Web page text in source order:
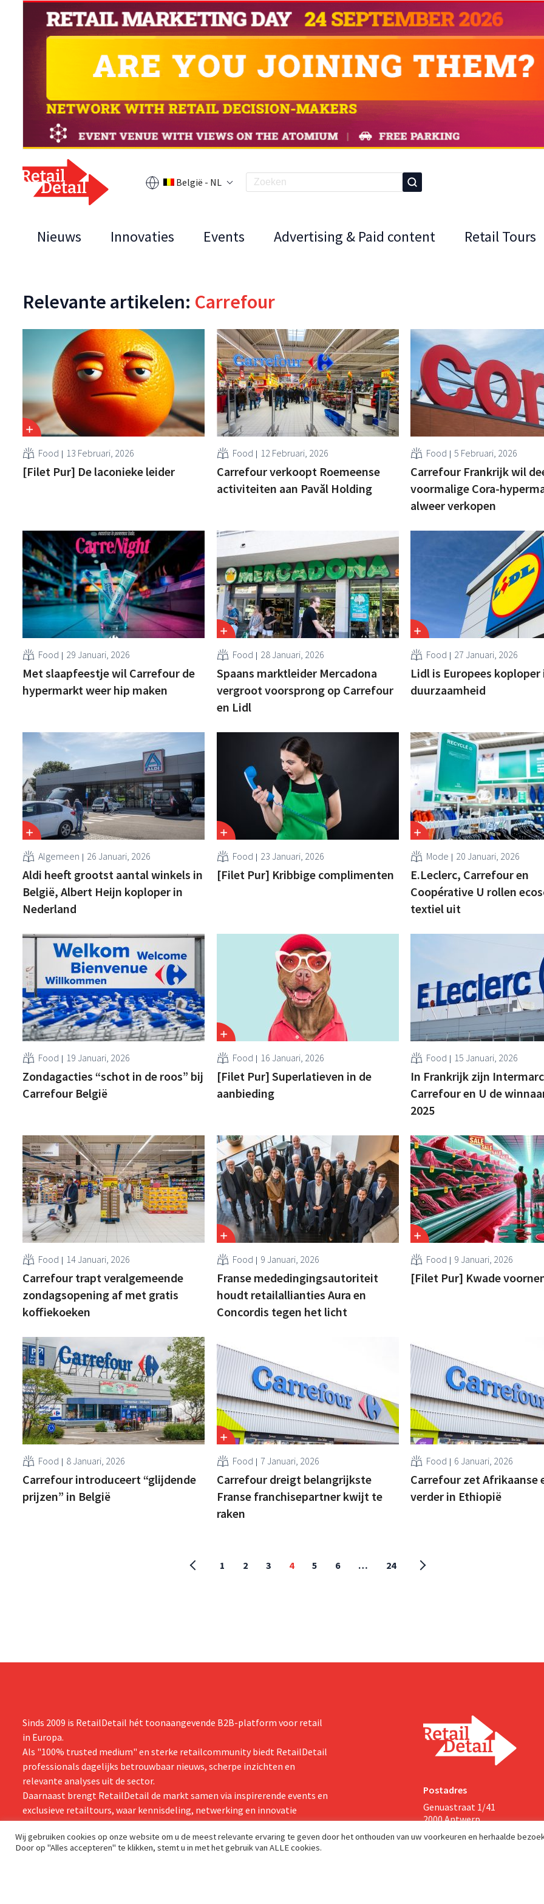
België - NL
Nieuws Innovaties Events Advertising & Paid content Retail Tours
Relevante artikelen: Carrefour
Food 13 Februari, 2026
[Filet Pur] De laconieke leider
Food 12 Februari, 2026
Carrefour verkoopt Roemeense
activiteiten aan Pavăl Holding
Food 5 Februari, 2026
Carrefour Frankrijk wil
voormalige Cora-
alweer verkopen
Food 29 Januari, 2026
Met slaapfeestje wil Carrefour de
hypermarkt weer hip maken
Food 28 Januari, 2026
Spaans marktleider Mercadona
vergroot voorsprong op Carrefour
en Lidl
Food 27 Januari, 2026
Lidl is Europees koploper
duurzaamheid
Algemeen 26 Januari, 2026
Aldi heeft grootst aantal winkels in
België, Albert Heijn koploper in
Nederland
Food 23 Januari, 2026
[Filet Pur] Kribbige complimenten
Mode 20 Januari, 2026
E.Leclerc, Carrefour en
Coopérative U rollen
textiel uit
Food 19 Januari, 2026
Zondagacties “schot in de roos” bij
Carrefour België
Food 16 Januari, 2026
[Filet Pur] Superlatieven in de
aanbieding
Food 15 Januari, 2026
In Frankrijk zijn
Carrefour en U de
2025
Food 14 Januari, 2026
Carrefour trapt veralgemeende
zondagsopening af met gratis
koffiekoeken
Food 9 Januari, 2026
Franse mededingingsautoriteit
houdt retailallianties Aura en
Concordis tegen het licht
Food 9 Januari, 2026
[Filet Pur] Kwade
Food 8 Januari, 2026
Carrefour introduceert “glijdende
prijzen” in België
Food 7 Januari, 2026
Carrefour dreigt belangrijkste
Franse franchisepartner kwijt te
raken
Food 6 Januari, 2026
Carrefour zet Afrikaanse
verder in Ethiopië
1 2 3 4 5 6 … 24
Sinds 2009 is RetailDetail hét toonaangevende B2B-platform voor retail
in Europa.
Als "100% trusted medium" en sterke retailcommunity biedt RetailDetail
professionals dagelijks betrouwbaar nieuws, scherpe inzichten en
relevante analyses uit de sector.
Daarnaast brengt RetailDetail de markt samen via inspirerende events en
exclusieve retailtours, waar kennisdeling, netwerking en innovatie
centraal staan.
Postadres
Genuastraat 1/41
2000 Antwerp
Wij gebruiken cookies op onze website om u de meest relevante ervaring te geven door het onthouden van uw voorkeuren en herhaalde
Door op "Alles accepteren" te klikken, stemt u in met het gebruik van ALLE cookies.